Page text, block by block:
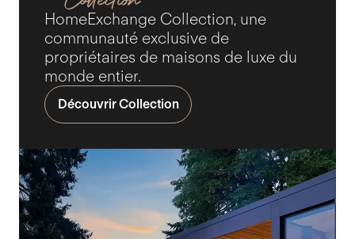
HomeExchange Collection, une
communauté exclusive de
propriétaires de maisons de luxe du
monde entier.
Découvrir Collection